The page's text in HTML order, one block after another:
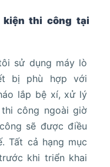
thi công tại
sử dụng máy lò
bị phù hợp với
lắp bệ xí, xử lý
công ngoài giờ
sẽ được điều
Tất cả hạng mục
khi triển khai